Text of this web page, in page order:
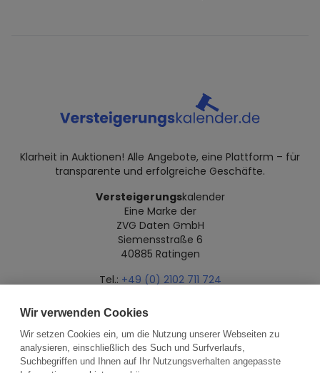
Klarheit in Auktionen! Alle Angebote, eine Plattform – für
transparente und erfolgreiche Geschäfte.
Versteigerungskalender
Eine Marke der
ZVG Daten GmbH
Siemensstraße 6
40885 Ratingen
Tel.: +49 (0) 2102 711 724
Datenschutz Impressum Über uns
Wir verwenden Cookies
Wir setzen Cookies ein, um die Nutzung unserer Webseiten zu
analysieren, einschließlich des Such und Surfverlaufs,
Suchbegriffen und Ihnen auf Ihr Nutzungsverhalten angepasste